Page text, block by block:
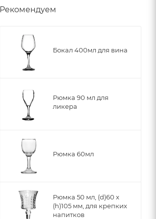
Рекомендуем
Бокал 400мл для вина
Рюмка 90 мл для
ликера
Рюмка 60мл
Рюмка 50 мл, (d)60 x
(h)105 мм, для крепких
напитков